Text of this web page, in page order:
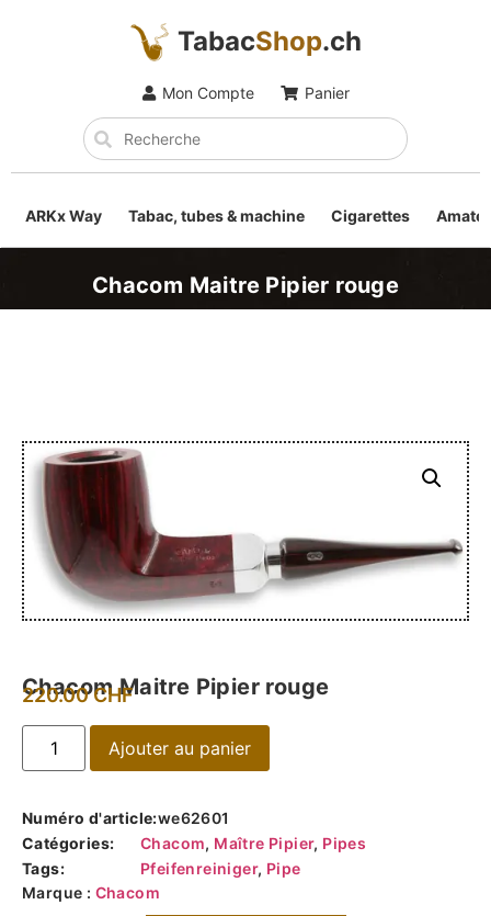
TabacShop.ch
Mon Compte Panier
ARKx Way Tabac, tubes & machine Cigarettes
Chacom Maitre Pipier rouge
Chacom Maitre Pipier rouge
220.00CHF
Ajouter au panier
Numéro d'article:we62601
Catégories:
Chacom, Maître Pipier, Pipes
Tags:
Pfeifenreiniger, Pipe
Marque : Chacom